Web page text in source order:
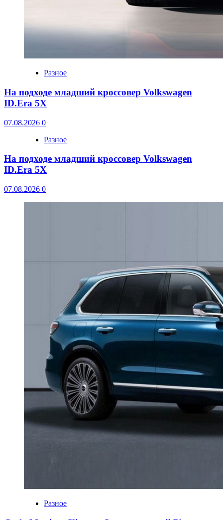
Разное
На подходе младший кроссовер Volkswagen
ID.Era 5X
07.08.2026 0
Разное
На подходе младший кроссовер Volkswagen
ID.Era 5X
07.08.2026 0
Разное